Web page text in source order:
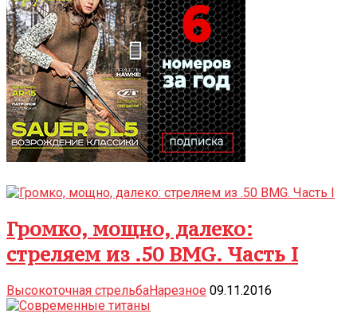
Громко, мощно, далеко:
стреляем из .50 BMG. Часть I
Высокоточная стрельбаНарезное 09.11.2016